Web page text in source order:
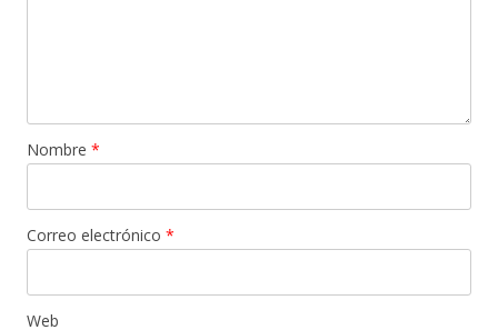
Nombre *
Correo electrónico *
Web